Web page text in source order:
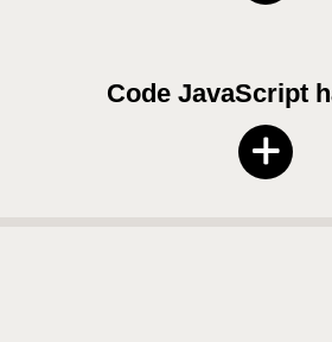
Code JavaScript